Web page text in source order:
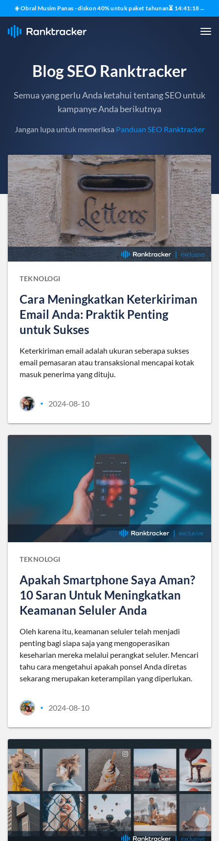
☀️ Obral Musim Panas - diskon 40% untuk paket tahunan⏳ 14:41:16→
Blog SEO Ranktracker
Semua yang perlu Anda ketahui tentang SEO untuk
kampanye Anda berikutnya
Jangan lupa untuk memeriksa Panduan SEO Ranktracker
TEKNOLOGI
Cara Meningkatkan Keterkiriman
Email Anda: Praktik Penting
untuk Sukses
Keterkiriman email adalah ukuran seberapa sukses
email pemasaran atau transaksional mencapai kotak
masuk penerima yang dituju.
• 2024-08-10
TEKNOLOGI
Apakah Smartphone Saya Aman?
10 Saran Untuk Meningkatkan
Keamanan Seluler Anda
Oleh karena itu, keamanan seluler telah menjadi
penting bagi siapa saja yang mengoperasikan
keseharian mereka melalui perangkat seluler. Mencari
tahu cara mengetahui apakah ponsel Anda diretas
sekarang merupakan keterampilan yang diperlukan.
• 2024-08-10